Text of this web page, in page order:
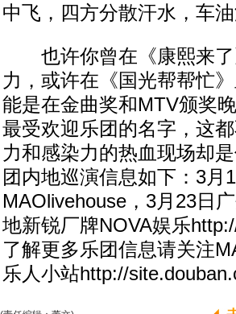
中飞，四方分散汗水，车
也许你曾在《康熙来了
力，或许在《国光帮帮忙
能是在金曲奖和MTV颁奖
最受欢迎乐团的名字，这
力和感染力的热血现场却
团内地巡演信息如下：3月
MAOlivehouse，3月23日
地新锐厂牌NOVA娱乐
了解更多乐团信息请关注
乐人小站http://